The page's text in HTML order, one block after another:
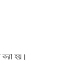
করা হয়।